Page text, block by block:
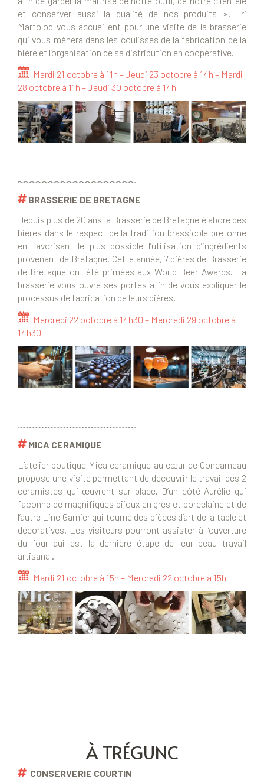
et conserver aussi la qualité de nos produits ». Tri
Martolod vous accueillent pour une visite de la brasserie
qui vous mènera dans les coulisses de la fabrication de la
bière et l’organisation de sa distribution en coopérative.
Mardi 21 octobre à 11h – Jeudi 23 octobre à 14h – Mardi
28 octobre à 11h – Jeudi 30 octobre à 14h
BRASSERIE DE BRETAGNE
Depuis plus de 20 ans la Brasserie de Bretagne élabore des
bières dans le respect de la tradition brassicole bretonne
en favorisant le plus possible l’utilisation d’ingrédients
provenant de Bretagne. Cette année, 7 bières de Brasserie
de Bretagne ont été primées aux World Beer Awards. La
brasserie vous ouvre ses portes afin de vous expliquer le
processus de fabrication de leurs bières.
Mercredi 22 octobre à 14h30 – Mercredi 29 octobre à
14h30
MICA CERAMIQUE
L’atelier boutique Mica céramique au cœur de Concarneau
propose une visite permettant de découvrir le travail des 2
céramistes qui œuvrent sur place. D’un côté Aurélie qui
façonne de magnifiques bijoux en grès et porcelaine et de
l’autre Line Garnier qui tourne des pièces d’art de la table et
décoratives. Les visiteurs pourront assister à l’ouverture
du four qui est la dernière étape de leur beau travail
artisanal.
Mardi 21 octobre à 15h – Mercredi 22 octobre à 15h
À TRÉGUNC
CONSERVERIE COURTIN